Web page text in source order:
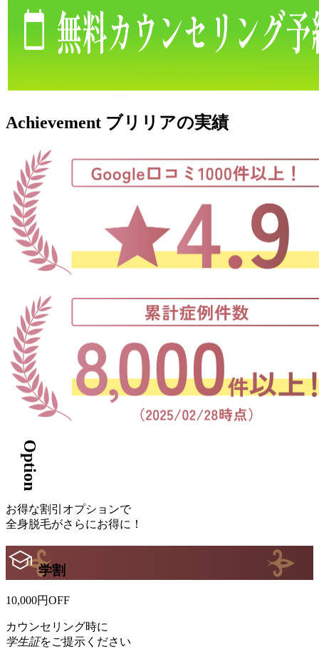
Achievement ブリリアの実績
Option
お得な割引オプションで
全身脱毛がさらにお得に！
学割
10,000円OFF
カウンセリング時に
学生証をご提示ください